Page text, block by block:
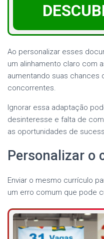
Ao personalizar esses
um alinhamento claro com
aumentando suas chances
concorrentes.
Ignorar essa adaptação
desinteresse e falta de
as oportunidades de
Personalizar o
Enviar o mesmo currículo
um erro comum que pode